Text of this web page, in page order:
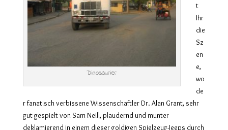
Dinosaurier
t
Ihr
die
Sz
en
e,
wo
de
r fanatisch verbissene Wissenschaftler Dr. Alan Grant, sehr
gut gespielt von Sam Neill, plaudernd und munter
deklamierend in einem dieser goldigen Spielzeug-Jeeps durch